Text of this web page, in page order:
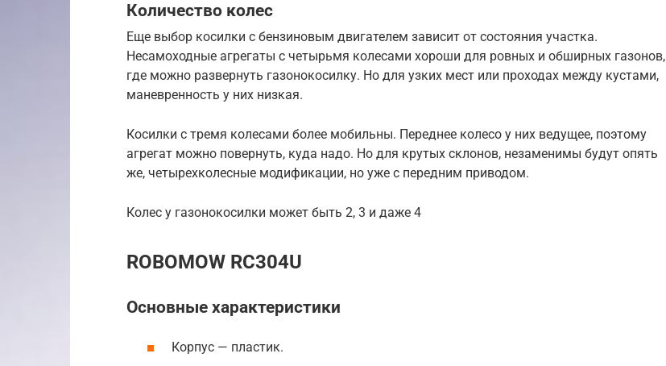
Количество колес
Еще выбор косилки с бензиновым двигателем зависит от состояния участка.
Несамоходные агрегаты с четырьмя колесами хороши для ровных и обширных газонов,
где можно развернуть газонокосилку. Но для узких мест или проходах между кустами,
маневренность у них низкая.
Косилки с тремя колесами более мобильны. Переднее колесо у них ведущее, поэтому
агрегат можно повернуть, куда надо. Но для крутых склонов, незаменимы будут опять
же, четырехколесные модификации, но уже с передним приводом.
Колес у газонокосилки может быть 2, 3 и даже 4
ROBOMOW RC304U
Основные характеристики
Корпус — пластик.